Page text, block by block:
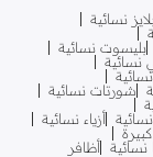
نسائية
بليسوت نسائية
نسائية
شورتات نسائية
أزياء نسائية
نسائية أظافر